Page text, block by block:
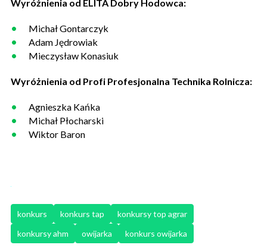
Wyróżnienia od ELITA Dobry Hodowca:
Michał Gontarczyk
Adam Jędrowiak
Mieczysław Konasiuk
Wyróżnienia od Profi Profesjonalna Technika Rolnicza:
Agnieszka Kańka
Michał Płocharski
Wiktor Baron
konkurs konkurs tap
konkursy top agrar
konkursy ahm
owijarka konkurs owijarka